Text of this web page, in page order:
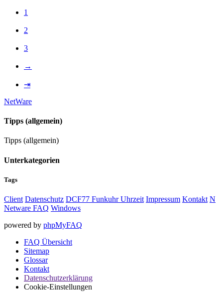
1
2
3
→
⇥
NetWare
Tipps (allgemein)
Tipps (allgemein)
Unterkategorien
Tags
Client Datenschutz DCF77 Funkuhr Uhrzeit Impressum Kontakt N
Netware FAQ Windows
powered by phpMyFAQ
FAQ Übersicht
Sitemap
Glossar
Kontakt
Datenschutzerklärung
Cookie-Einstellungen